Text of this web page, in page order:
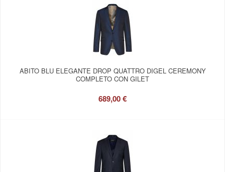
ABITO BLU ELEGANTE DROP QUATTRO DIGEL CEREMONY
COMPLETO CON GILET
689,00 €